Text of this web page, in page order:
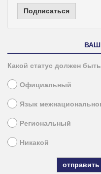
Подписаться
Какой статус должен
Официальный
Язык
Региональный
Никакой